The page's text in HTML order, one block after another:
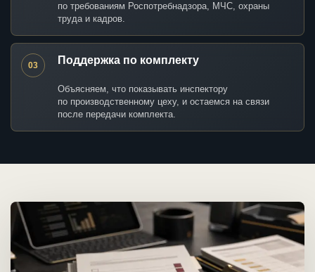
по требованиям Роспотребнадзора, МЧС, охраны
труда и кадров.
03 Поддержка по комплекту
Объясняем, что показывать инспектору
по производственному цеху, и остаемся на связи
после передачи комплекта.